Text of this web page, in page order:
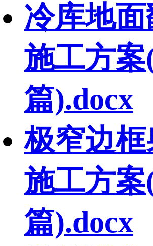
冷库地
施工方案
篇).docx
极窄边
施工方案
篇).docx